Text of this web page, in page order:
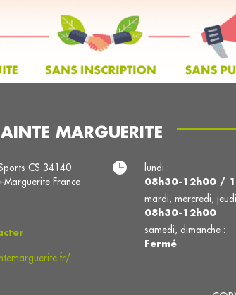
MARGUERITE
CS 34140
France
lundi :
08h30-12h00 /
mardi, mercredi,
08h30-12h00
samedi, dimanche :
Fermé